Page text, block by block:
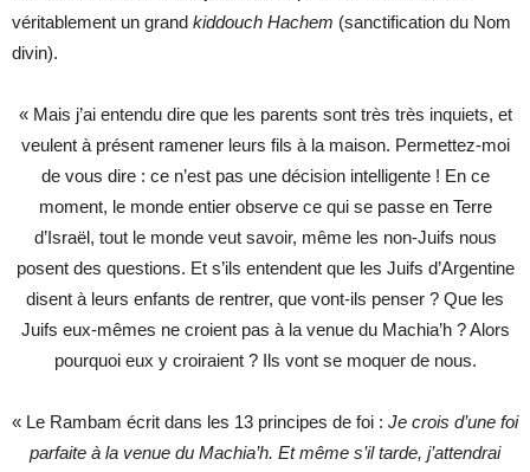
véritablement un grand kiddouch Hachem (sanctification du Nom
divin).
« Mais j’ai entendu dire que les parents sont très très inquiets, et
veulent à présent ramener leurs fils à la maison. Permettez-moi
de vous dire : ce n’est pas une décision intelligente ! En ce
moment, le monde entier observe ce qui se passe en Terre
d’Israël, tout le monde veut savoir, même les non-Juifs nous
posent des questions. Et s’ils entendent que les Juifs d’Argentine
disent à leurs enfants de rentrer, que vont-ils penser ? Que les
Juifs eux-mêmes ne croient pas à la venue du Machia’h ? Alors
pourquoi eux y croiraient ? Ils vont se moquer de nous.
« Le Rambam écrit dans les 13 principes de foi : Je crois d’une foi
parfaite à la venue du Machia’h. Et même s’il tarde, j’attendrai